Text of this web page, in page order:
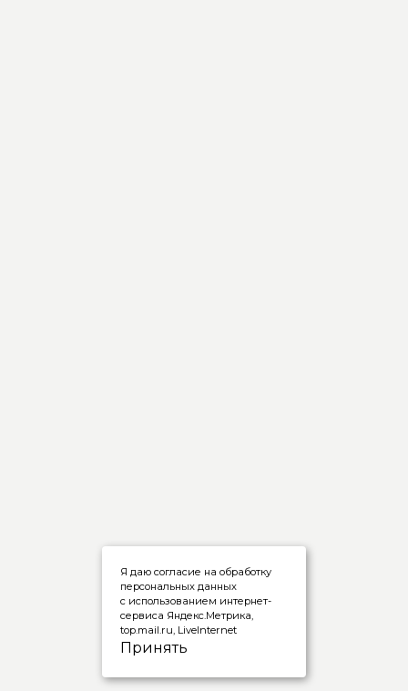
Я даю согласие на обработку
персональных данных
с использованием интернет-
сервиса Яндекс.Метрика,
top.mail.ru, LiveInternet
Принять